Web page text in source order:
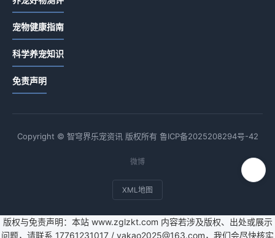
宠物健康指南
科学养宠知识
免责声明
Copyright © 智穹界乐宠资讯 版权所有 鲁ICP备2025208294号-42
微博
XML地图
版权与免责声明：本站 www.zglzkt.com 内容若涉及版权、出处或展示
问题，请联系 17761231017 / yakao2025@163.com，我们会尽快核实